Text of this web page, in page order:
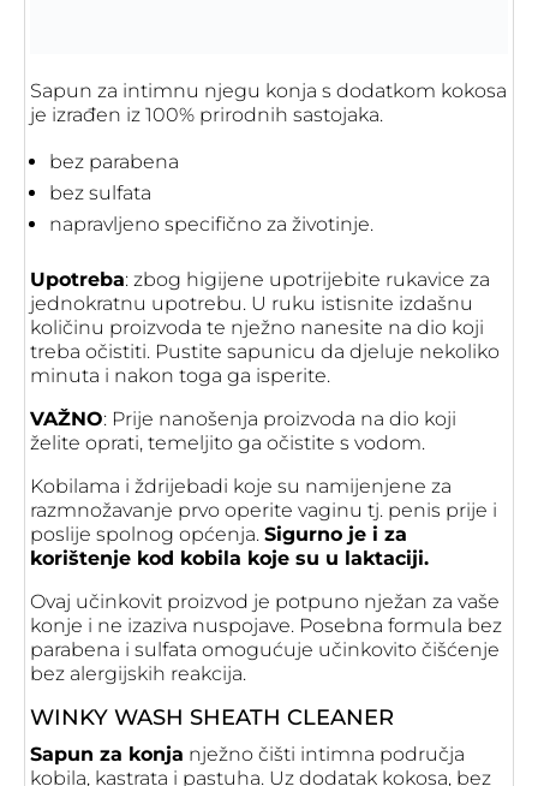
Sapun za intimnu njegu konja s dodatkom kokosa
je izrađen iz 100% prirodnih sastojaka.
bez parabena
bez sulfata
napravljeno specifično za životinje.
Upotreba: zbog higijene upotrijebite rukavice za
jednokratnu upotrebu. U ruku istisnite izdašnu
količinu proizvoda te nježno nanesite na dio koji
treba očistiti. Pustite sapunicu da djeluje nekoliko
minuta i nakon toga ga isperite.
VAŽNO: Prije nanošenja proizvoda na dio koji
želite oprati, temeljito ga očistite s vodom.
Kobilama i ždrijebadi koje su namijenjene za
razmnožavanje prvo operite vaginu tj. penis prije i
poslije spolnog općenja. Sigurno je i za
korištenje kod kobila koje su u laktaciji.
Ovaj učinkovit proizvod je potpuno nježan za vaše
konje i ne izaziva nuspojave. Posebna formula bez
parabena i sulfata omogućuje učinkovito čišćenje
bez alergijskih reakcija.
WINKY WASH SHEATH CLEANER
Sapun za konja nježno čišti intimna područja
kobila, kastrata i pastuha. Uz dodatak kokosa, bez